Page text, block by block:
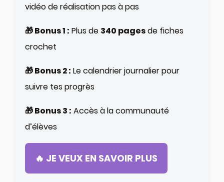
vidéo de réalisation pas à pas
🎁 Bonus 1 : Plus de 340 pagesde fiches
crochet
🎁 Bonus 2 : Le calendrier journalier pour
suivre tes progrès
🎁 Bonus 3 : Accès à la communauté
d’élèves
🔥 JE VEUX EN SAVOIR PLUS